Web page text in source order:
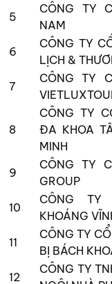
5
CÔNG TY
NAM
6
CÔNG TY
LỊCH &
7
CÔNG TY
8
CÔNG TY
ĐA KHOA
MINH
9
CÔNG TY
GROUP
10
CÔNG TY
KHOÁNG
11
CÔNG TY
BỊ BÁCH
12
CÔNG TY